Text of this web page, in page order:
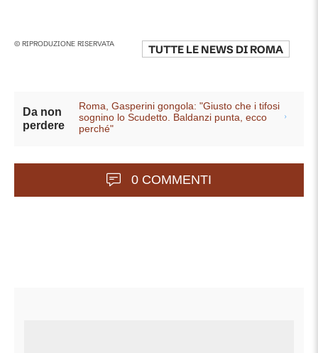
© RIPRODUZIONE RISERVATA TUTTE LE NEWS DI ROMA
Da non
perdere
Roma, Gasperini gongola: "Giusto che i tifosi
sognino lo Scudetto. Baldanzi punta, ecco
perché"
0 COMMENTI